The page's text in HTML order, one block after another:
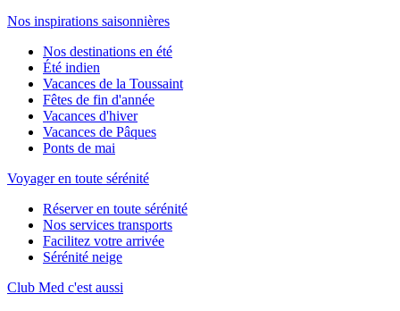
Nos inspirations saisonnières
Nos destinations en été
Été indien
Vacances de la Toussaint
Fêtes de fin d'année
Vacances d'hiver
Vacances de Pâques
Ponts de mai
Voyager en toute sérénité
Réserver en toute sérénité
Nos services transports
Facilitez votre arrivée
Sérénité neige
Club Med c'est aussi